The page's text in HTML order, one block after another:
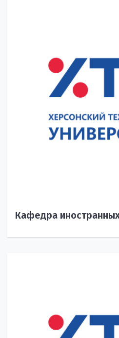
Кафедра